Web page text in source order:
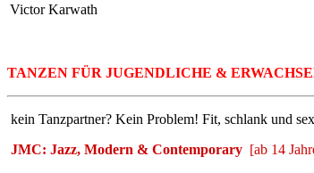
Victor Karwath
TANZEN FÜR JUGENDLICHE &
kein Tanzpartner? Kein Problem! Fit, schlank und
JMC: Jazz, Modern & Contemporary [ab 14